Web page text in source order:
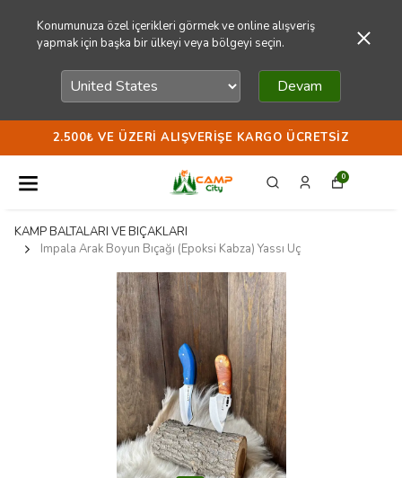
Konumunuza özel içerikleri görmek ve online alışveriş
yapmak için başka bir ülkeyi veya bölgeyi seçin.
Devam
2.500₺ VE ÜZERI ALIŞVERIŞE KARGO ÜCRETSIZ
0
KAMP BALTALARI VE BIÇAKLARI
Impala Arak Boyun Bıçağı (Epoksi Kabza) Yassı Uç